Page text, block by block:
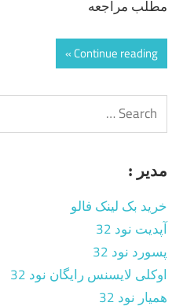
مطلب مراجعه
Continue reading
مدیر :
خرید بک لینک فالو
آپدیت نود 32
پسورد نود 32
اوکلی لایسنس رایگان نود 32
همیار نود 32